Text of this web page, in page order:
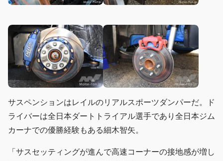
サスペンションはレイルのリアルスポーツダンパーだ。ド
ライバーは全日本ダートトライアル選手であり全日本ジム
カーナでの優勝経験もある細木智矢。
「サスセッティングが進んで高速コーナーの接地感が増し